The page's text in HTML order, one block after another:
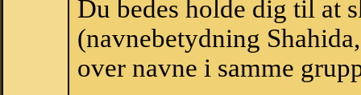
Du bedes holde dig til at
(navnebetydning
over navne i samme